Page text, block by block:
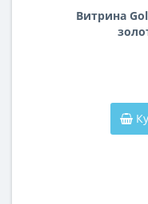
Витрина